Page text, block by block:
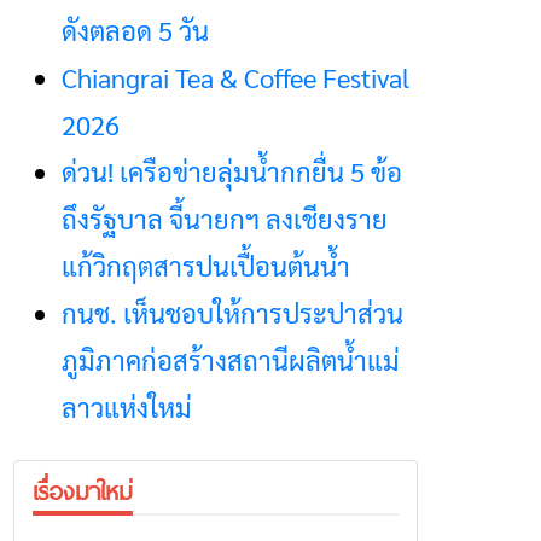
ดังตลอด 5 วัน
Chiangrai Tea & Coffee Festival
2026
ด่วน! เครือข่ายลุ่มน้ำกกยื่น 5 ข้อ
ถึงรัฐบาล จี้นายกฯ ลงเชียงราย
แก้วิกฤตสารปนเปื้อนต้นน้ำ
กนช. เห็นชอบให้การประปาส่วน
ภูมิภาคก่อสร้างสถานีผลิตน้ำแม่
ลาวแห่งใหม่
เรื่องมาใหม่